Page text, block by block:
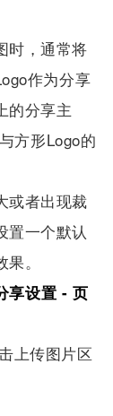
时，通常将
作为分享
的分享主
方形Logo的
或者出现裁
置一个默认
。
享设置 - 页
上传图片区